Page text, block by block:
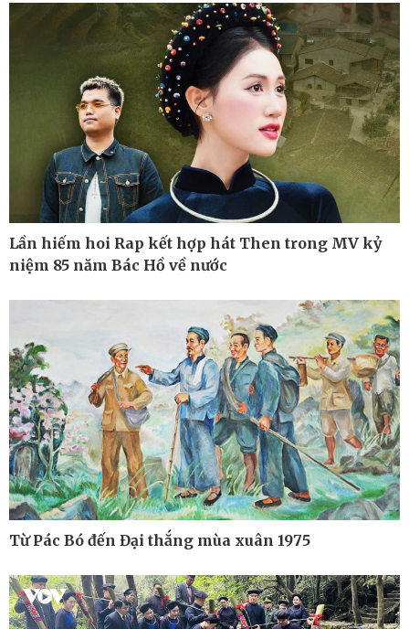
Pháp luật
Vụ án
Tin nóng
Tư vấn luật
Thể thao
Pickleball
Bóng đá quốc tế
eSports
Hậu trường
Lần hiếm hoi Rap kết hợp hát Then trong MV kỷ
niệm 85 năm Bác Hồ về nước
Từ Pác Bó đến Đại thắng mùa xuân 1975